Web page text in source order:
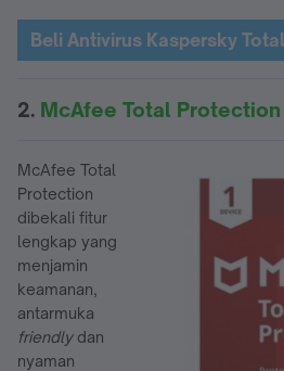
Beli Antivirus Kaspersky
2. McAfee Total Protection
McAfee Total
Protection
dibekali fitur
lengkap yang
menjamin
keamanan,
antarmuka
friendlydan
nyaman